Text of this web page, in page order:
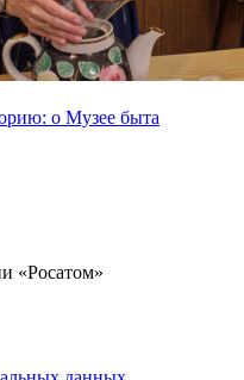
о Музее быта
«Росатом»